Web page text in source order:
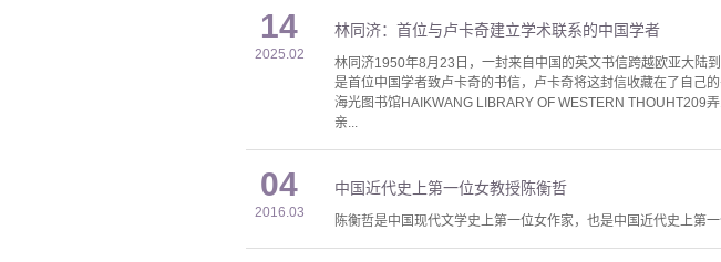
14
2025.02
林同济：首位与卢卡奇建立学术联系的中国学者
林同济1950年8月23日，一封来自中国的英文书信跨越欧亚大陆
是首位中国学者致卢卡奇的书信，卢卡奇将这封信收藏在了自己
海光图书馆HAIKWANG LIBRARY OF WESTERN THOUHT209
亲...
04
2016.03
中国近代史上第一位女教授陈衡哲
陈衡哲是中国现代文学史上第一位女作家，也是中国近代史上第一